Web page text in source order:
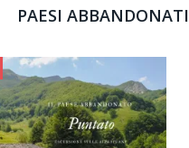
PAESI ABBANDONATI